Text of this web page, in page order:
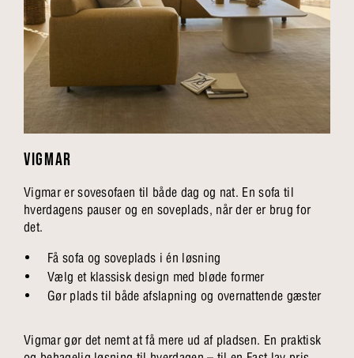
VIGMAR
Vigmar er sovesofaen til både dag og nat. En sofa til
hverdagens pauser og en soveplads, når der er brug for
det.
Få sofa og soveplads i én løsning
Vælg et klassisk design med bløde former
Gør plads til både afslapning og overnattende gæster
Vigmar gør det nemt at få mere ud af pladsen. En praktisk